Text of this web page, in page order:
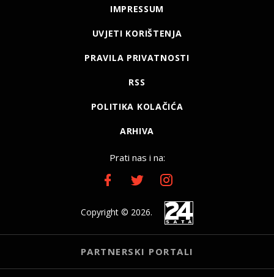
IMPRESSUM
UVJETI KORIŠTENJA
PRAVILA PRIVATNOSTI
RSS
POLITIKA KOLAČIĆA
ARHIVA
Prati nas i na:
Copyright © 2026.
PARTNERSKI PORTALI